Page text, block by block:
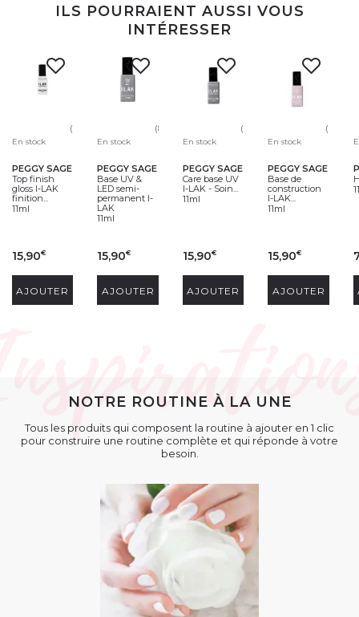
ILS POURRAIENT AUSSI VOUS
INTÉRESSER
(99)
En stock
PEGGY SAGE
Top finish
gloss I-LAK
finition...
11ml
15,90€
AJOUTER
(80)
En stock
PEGGY SAGE
Base UV &
LED semi-
permanent I-
LAK
11ml
15,90€
AJOUTER
(10)
En stock
PEGGY SAGE
Care base UV
I-LAK - Soin...
11ml
15,90€
AJOUTER
(66)
En stock
PEGGY SAGE
Base de
construction
I-LAK...
11ml
15,90€
AJOUTER
NOTRE ROUTINE À LA UNE
Tous les produits qui composent la routine à ajouter en 1 clic
pour construire une routine complète et qui réponde à votre
besoin.